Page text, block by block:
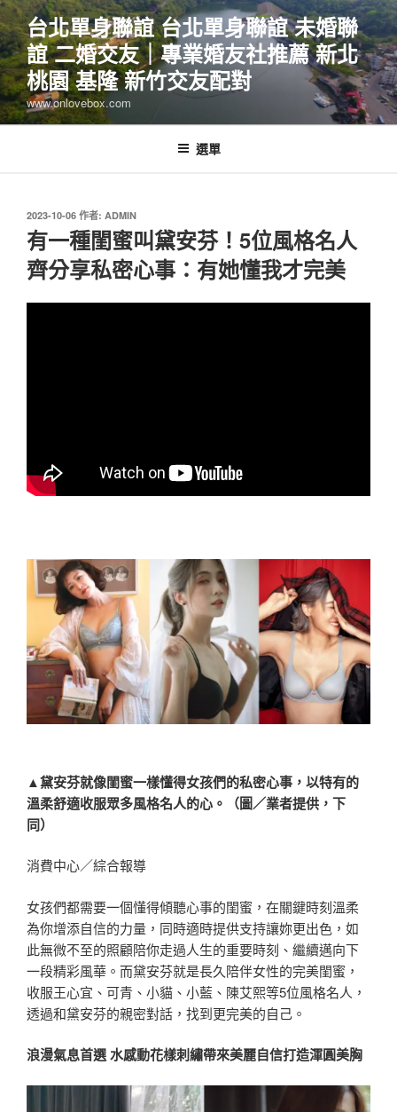
跳
至
主
要
內
容
台北單身聯誼 台北單身聯誼 未婚聯
誼 二婚交友｜專業婚友社推薦 新北
桃園 基隆 新竹交友配對
www.onlovebox.com
選單
發
佈
於
2023-10-06 作者: ADMIN
有一種閨蜜叫黛安芬！5位風格名人
齊分享私密心事：有她懂我才完美
▲黛安芬就像閨蜜一樣懂得女孩們的私密心事，以特有的
溫柔舒適收服眾多風格名人的心。（圖／業者提供，下
同）
消費中心／綜合報導
女孩們都需要一個懂得傾聽心事的閨蜜，在關鍵時刻溫柔
為你增添自信的力量，同時適時提供支持讓妳更出色，如
此無微不至的照顧陪你走過人生的重要時刻、繼續邁向下
一段精彩風華。而黛安芬就是長久陪伴女性的完美閨蜜，
收服王心宜、可青、小貓、小藍、陳艾熙等5位風格名人，
透過和黛安芬的親密對話，找到更完美的自己。
浪漫氣息首選 水感動花樣刺繡帶來美麗自信打造渾圓美胸